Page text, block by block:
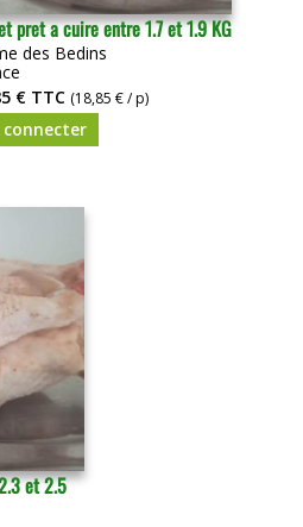
pret a cuire entre 1.7 et 1.9 KG
des Bedins
€ TTC (18,85 € / p)
connecter
et 2.5